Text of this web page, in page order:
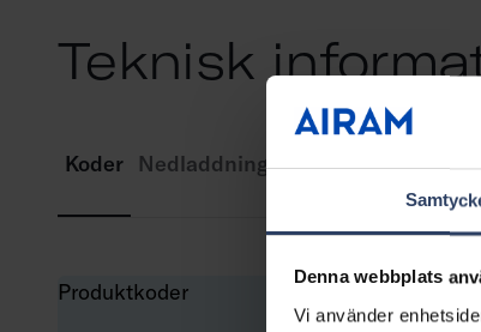
Denna webbplats
Vi använder
Teknisk
Koder Nedladdningar Teknisk
Produktkoder